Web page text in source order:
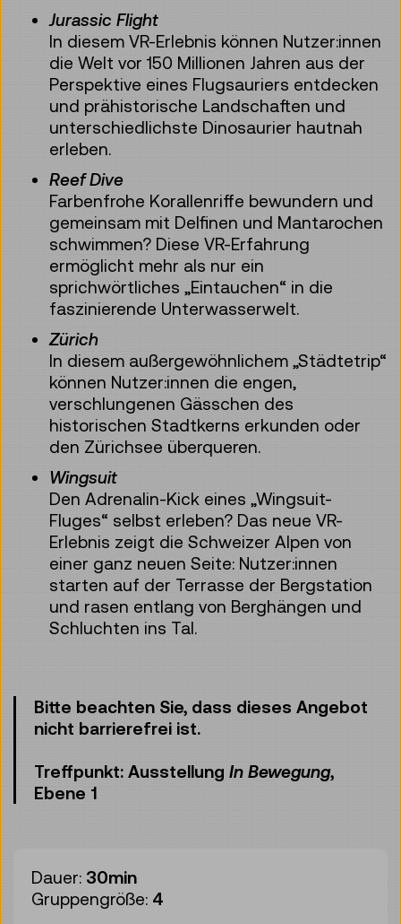
Jurassic Flight
In diesem VR-Erlebnis können Nutzer:innen
die Welt vor 150 Millionen Jahren aus der
Perspektive eines Flugsauriers entdecken
und prähistorische Landschaften und
unterschiedlichste Dinosaurier hautnah
erleben.
Reef Dive
Farbenfrohe Korallenriffe bewundern und
gemeinsam mit Delfinen und Mantarochen
schwimmen? Diese VR-Erfahrung
ermöglicht mehr als nur ein
sprichwörtliches „Eintauchen“ in die
faszinierende Unterwasserwelt.
Zürich
In diesem außergewöhnlichem „Städtetrip“
können Nutzer:innen die engen,
verschlungenen Gässchen des
historischen Stadtkerns erkunden oder
den Zürichsee überqueren.
Wingsuit
Den Adrenalin-Kick eines „Wingsuit-
Fluges“ selbst erleben? Das neue VR-
Erlebnis zeigt die Schweizer Alpen von
einer ganz neuen Seite: Nutzer:innen
starten auf der Terrasse der Bergstation
und rasen entlang von Berghängen und
Schluchten ins Tal.
Bitte beachten Sie, dass dieses Angebot
nicht barrierefrei ist.
Treffpunkt: Ausstellung In Bewegung,
Ebene 1
Dauer: 30min
Gruppengröße: 4